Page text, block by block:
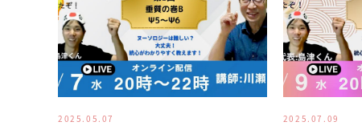
2025.05.07 2025.07.09